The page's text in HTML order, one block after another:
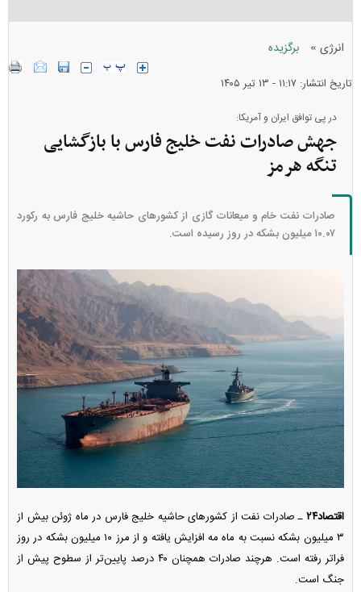
انرژی » برگزیده
تاریخ انتشار: ۱۱:۱۷ - ۱۳ تير ۱۴۰۵
در پی توافق ایران و آمریکا:
جهش صادرات نفت خلیج فارس با بازگشایی
تنگه هرمز
صادرات نفت خام و میعانات گازی از کشور‌های حاشیه خلیج فارس به رکورد
۱۰.۰۷ میلیون بشکه در روز رسیده است.
اقتصاد۲۴
ـ صادرات نفت از کشور‌های حاشیه خلیج فارس در ماه ژوئن بیش از
۳ میلیون بشکه نسبت به ماه مه افزایش یافته و از مرز ۱۰ میلیون بشکه در روز
فراتر رفته است. هرچند صادرات همچنان ۴۰ درصد پایین‌تر از سطوح پیش از
جنگ است.